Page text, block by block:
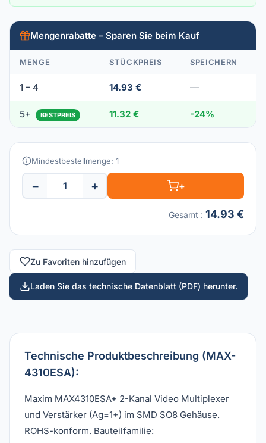
Mengenrabatte – Sparen Sie beim Kauf
MENGE STÜCKPREIS SPEICHERN
1 – 4 14.93 € —
5+ BESTPREIS 11.32 € -24%
Mindestbestellmenge: 1
− + +
Gesamt : 14.93 €
Zu Favoriten hinzufügen
Laden Sie das technische Datenblatt (PDF) herunter.
Technische Produktbeschreibung (MAX-
4310ESA):
Maxim MAX4310ESA+ 2-Kanal Video Multiplexer
und Verstärker (Ag=1+) im SMD SO8 Gehäuse.
ROHS-konform. Bauteilfamilie: